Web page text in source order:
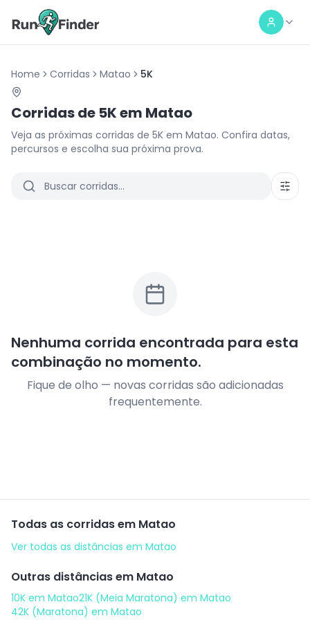
Home Corridas Matao 5K
Corridas de 5Kem Matao
Veja as próximas corridas de 5K em Matao. Confira datas,
percursos e escolha sua próxima prova.
Nenhuma corrida encontrada para esta
combinação no momento.
Fique de olho — novas corridas são adicionadas
frequentemente.
Todas as corridas em Matao
Ver todas as distâncias em Matao
Outras distâncias em Matao
10K em Matao21K (Meia Maratona) em Matao
42K (Maratona) em Matao